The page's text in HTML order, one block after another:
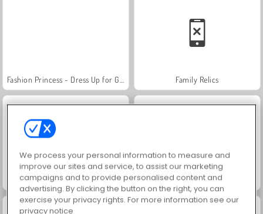
Family Relics
Royal Story Farm Merge Valley
We process your personal information to measure and
improve our sites and service, to assist our marketing
campaigns and to provide personalised content and
advertising. By clicking the button on the right, you can
exercise your privacy rights. For more information see our
privacy notice